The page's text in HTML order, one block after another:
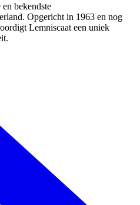
bekendste
Opgericht in 1963 en nog
Lemniscaat een uniek